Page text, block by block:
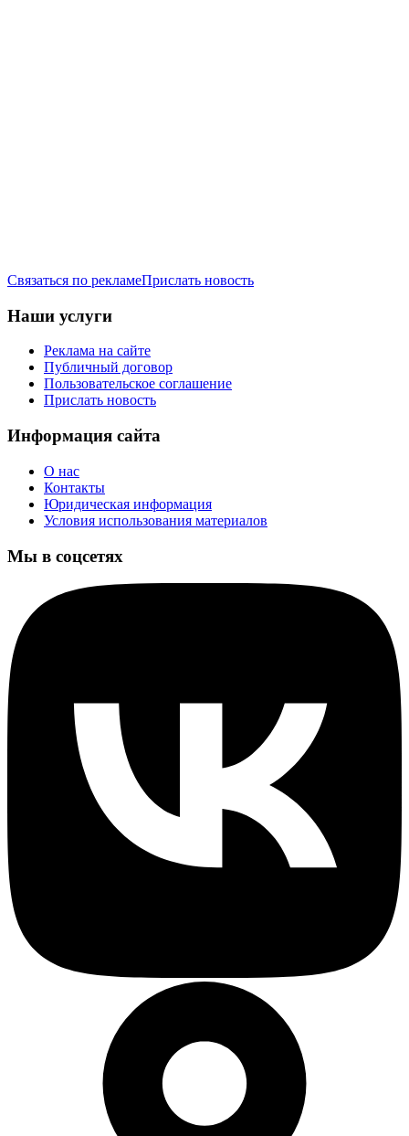
Связаться по рекламеПрислать новость
Наши услуги
Реклама на сайте
Публичный договор
Пользовательское соглашение
Прислать новость
Информация сайта
О нас
Контакты
Юридическая информация
Условия использования материалов
Мы в соцсетях